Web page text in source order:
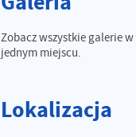
Zobacz wszystkie galerie w
jednym miejscu.
Lokalizacja